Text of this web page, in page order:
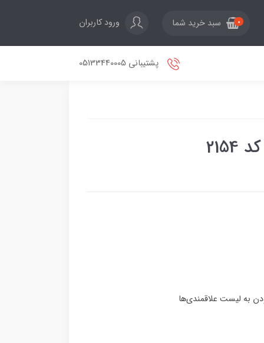
0 سبد خرید شما ورود کاربران
پشتیبانی 05133440005